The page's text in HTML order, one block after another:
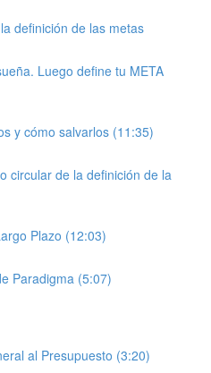
definición de las metas
Luego define tu META
y cómo salvarlos (11:35)
circular de la definición de la
Plazo (12:03)
Paradigma (5:07)
al Presupuesto (3:20)